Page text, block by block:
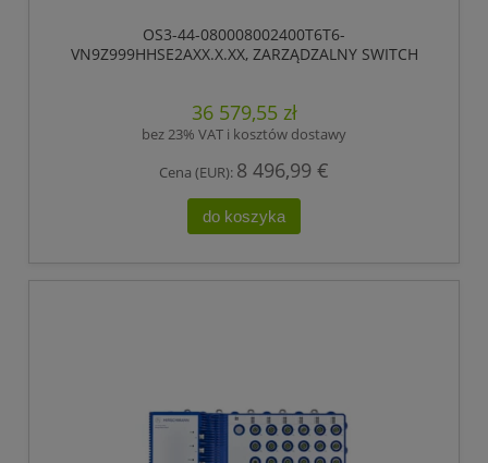
OS3-44-080008002400T6T6-
VN9Z999HHSE2AXX.X.XX, ZARZĄDZALNY SWITCH
ZGODNY Z IEEE 802.3AT (ZASILANIE WBUDOWANE
POE +), ELEKTRYCZNE PORTY UPLINK GIGABIT
36 579,55 zł
bez 23% VAT i kosztów dostawy
Cena (EUR): 8 496,99 €
do koszyka